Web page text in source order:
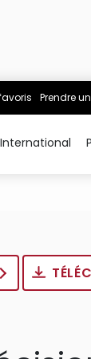
Prendre
International